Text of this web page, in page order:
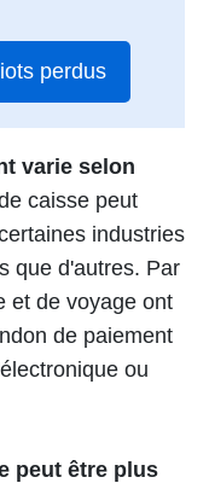
perdus
varie selon
caisse peut
industries
que d'autres. Par
et de voyage ont
de paiement
ou
peut être plus